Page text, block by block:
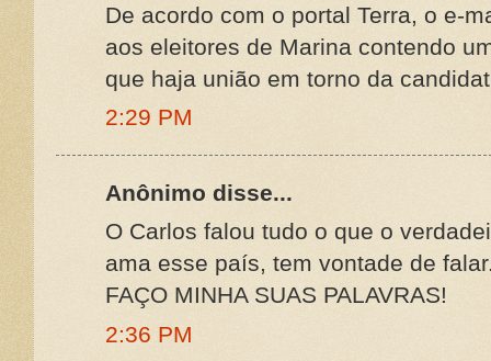
De acordo com o portal Terra, o e-
aos eleitores de Marina contendo
que haja união em torno da
2:29 PM
Anônimo disse...
O Carlos falou tudo o que o
ama esse país, tem vontade de
FAÇO MINHA SUAS PALAVRAS!
2:36 PM